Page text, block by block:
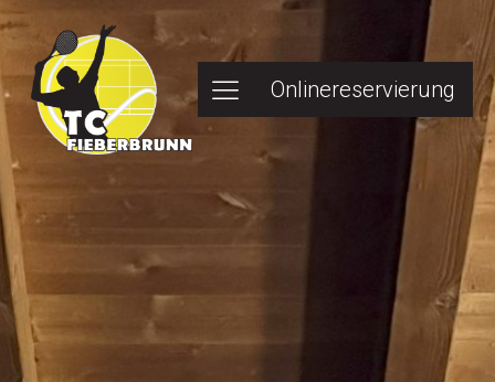
Onlinereservierung